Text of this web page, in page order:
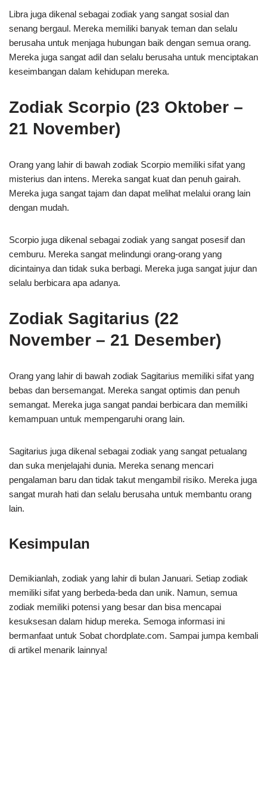
Libra juga dikenal sebagai zodiak yang sangat sosial dan
senang bergaul. Mereka memiliki banyak teman dan selalu
berusaha untuk menjaga hubungan baik dengan semua orang.
Mereka juga sangat adil dan selalu berusaha untuk menciptakan
keseimbangan dalam kehidupan mereka.
Zodiak Scorpio (23 Oktober –
21 November)
Orang yang lahir di bawah zodiak Scorpio memiliki sifat yang
misterius dan intens. Mereka sangat kuat dan penuh gairah.
Mereka juga sangat tajam dan dapat melihat melalui orang lain
dengan mudah.
Scorpio juga dikenal sebagai zodiak yang sangat posesif dan
cemburu. Mereka sangat melindungi orang-orang yang
dicintainya dan tidak suka berbagi. Mereka juga sangat jujur ​​dan
selalu berbicara apa adanya.
Zodiak Sagitarius (22
November – 21 Desember)
Orang yang lahir di bawah zodiak Sagitarius memiliki sifat yang
bebas dan bersemangat. Mereka sangat optimis dan penuh
semangat. Mereka juga sangat pandai berbicara dan memiliki
kemampuan untuk mempengaruhi orang lain.
Sagitarius juga dikenal sebagai zodiak yang sangat petualang
dan suka menjelajahi dunia. Mereka senang mencari
pengalaman baru dan tidak takut mengambil risiko. Mereka juga
sangat murah hati dan selalu berusaha untuk membantu orang
lain.
Kesimpulan
Demikianlah, zodiak yang lahir di bulan Januari. Setiap zodiak
memiliki sifat yang berbeda-beda dan unik. Namun, semua
zodiak memiliki potensi yang besar dan bisa mencapai
kesuksesan dalam hidup mereka. Semoga informasi ini
bermanfaat untuk Sobat chordplate.com. Sampai jumpa kembali
di artikel menarik lainnya!